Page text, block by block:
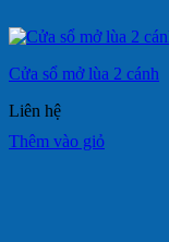
Cửa sổ mở lùa 2 cánh
Liên hệ
Thêm vào giỏ